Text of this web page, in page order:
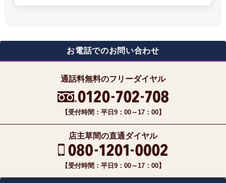
お電話でのお問い合わせ
通話料無料のフリーダイヤル
【受付時間：平日9：00～17：00】
店主草間の直通ダイヤル
【受付時間：平日9：00～17：00】